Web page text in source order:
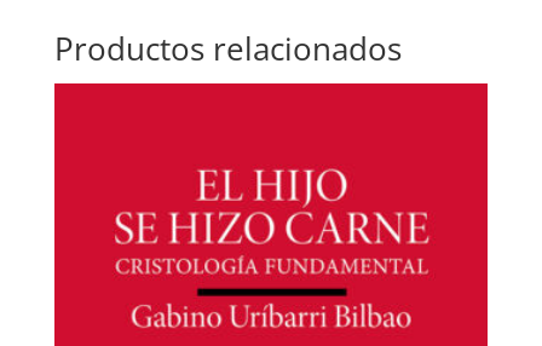
Productos relacionados